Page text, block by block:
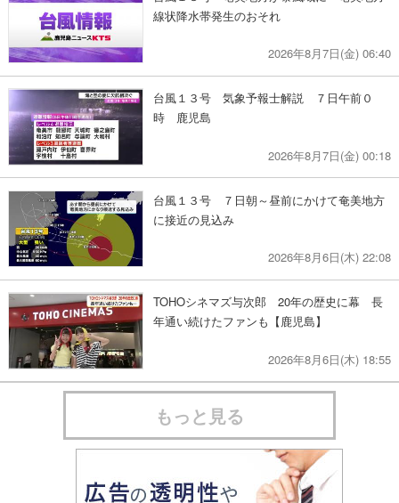
線状降水帯発生のおそれ
2026年8月7日(金) 06:40
台風１３号 気象予報士解説 ７日午前０
時 鹿児島
2026年8月7日(金) 00:18
台風１３号 ７日朝～昼前にかけて奄美地方
に接近の見込み
2026年8月6日(木) 22:08
TOHOシネマズ与次郎 20年の歴史に幕 長
年通い続けたファンも【鹿児島】
2026年8月6日(木) 18:55
もっと見る